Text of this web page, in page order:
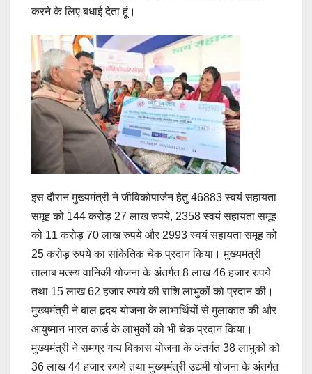
करने के लिए बधाई देता हूं।
इस दौरान मुख्यमंत्री ने जीविकोपार्जन हेतु 46883 स्वयं सहायता
समूह को 144 करोड़ 27 लाख रुपये, 2358 स्वयं सहायता समूह
को 11 करोड़ 70 लाख रुपये और 2993 स्वयं सहायता समूह को
25 करोड़ रुपये का सांकेतिक चेक प्रदान किया। मुख्यमंत्री
तालाब मत्स्य वानिकी योजना के अंतर्गत 8 लाख 46 हजार रुपये
तथा 15 लाख 62 हजार रुपये की राशि लाभुकों को प्रदान की।
मुख्यमंत्री ने बाल हृदय योजना के लाभार्थियों से मुलाकात की और
आयुष्मान भारत कार्ड के लाभुकों को भी चेक प्रदान किया।
मुख्यमंत्री ने समग्र गव्य विकास योजना के अंतर्गत 38 लाभुकों को
36 लाख 44 हजार रुपये तथा मुख्यमंत्री उद्यमी योजना के अंतर्गत